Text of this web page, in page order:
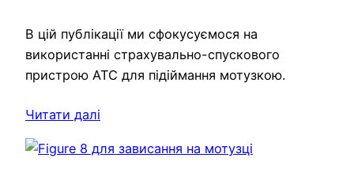
В цій публікації ми сфокусуємося на
використанні страхувально-спускового
пристрою ATC для підіймання мотузкою.
Читати далі